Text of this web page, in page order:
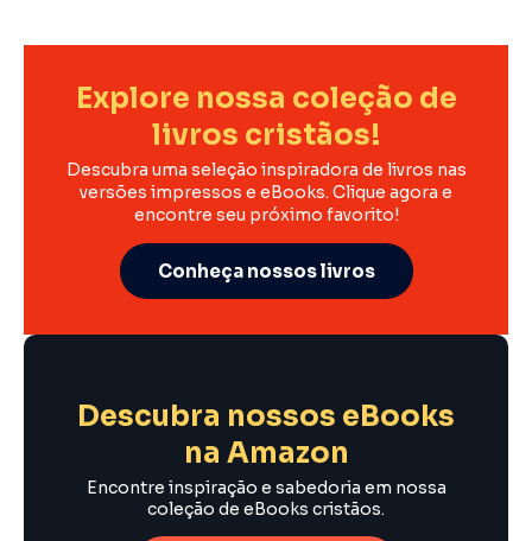
Explore nossa coleção de
livros cristãos!
Descubra uma seleção inspiradora de livros nas
versões impressos e eBooks. Clique agora e
encontre seu próximo favorito!
Conheça nossos livros
Descubra nossos eBooks
na Amazon
Encontre inspiração e sabedoria em nossa
coleção de eBooks cristãos.